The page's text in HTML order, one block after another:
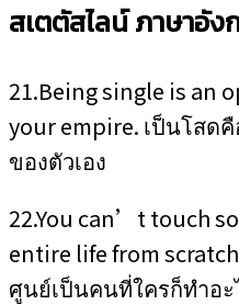
สเตตัสไลน์ ภาษาอั
21.Being single is an
your empire. เป็นโสด
ของตัวเอง
22.You can’t touch
entire life from
ศูนย์เป็นคนที่ใครก็ทำอะ